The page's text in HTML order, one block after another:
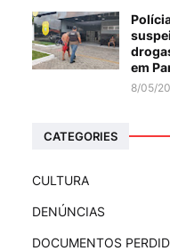
em
8/05/
CATEGORIES
CULTURA
DENÚNCIAS
DOCUMENTOS